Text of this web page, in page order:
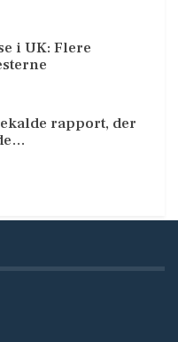
i UK: Flere
rapport, der